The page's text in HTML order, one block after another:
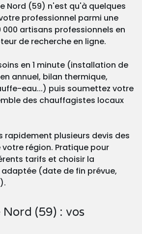
Nord (59) n'est qu'à quelques
professionnel parmi une
000 artisans professionnels en
de recherche en ligne.
en 1 minute (installation de
annuel, bilan thermique,
eau...) puis soumettez votre
des chauffagistes locaux
rapidement plusieurs devis des
région. Pratique pour
tarifs et choisir la
(date de fin prévue,
(59) : vos